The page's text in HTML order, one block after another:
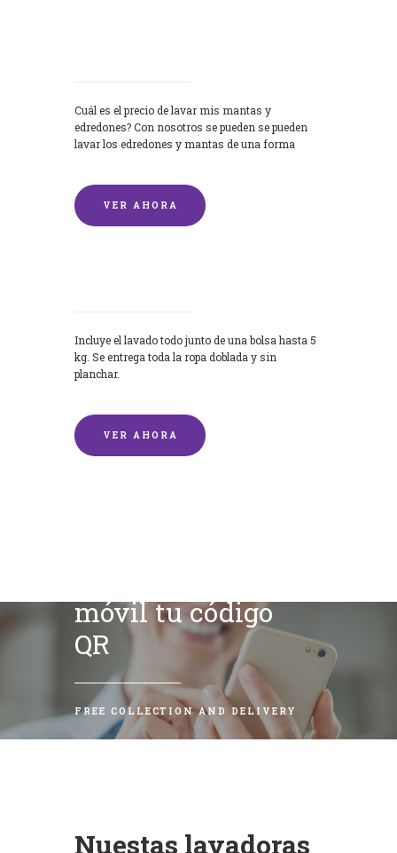
Cuál es el precio de lavar mis mantas y
edredones? Con nosotros se pueden se pueden
lavar los edredones y mantas de una forma
VER AHORA
Incluye el lavado todo junto de una bolsa hasta 5
kg. Se entrega toda la ropa doblada y sin
planchar.
VER AHORA
móvil tu código
QR
FREE COLLECTION AND DELIVERY
Nuestas lavadoras